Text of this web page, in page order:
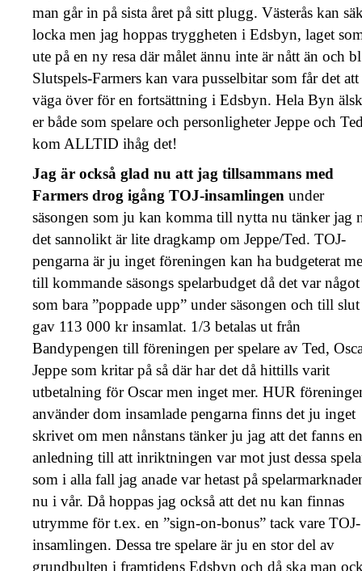
man går in på sista året på sitt plugg. Västerås kan
locka men jag hoppas tryggheten i Edsbyn, laget
ute på en ny resa där målet ännu inte är nått än och
Slutspels-Farmers kan vara pusselbitar som får det att
väga över för en fortsättning i Edsbyn. Hela Byn
er både som spelare och personligheter Jeppe och
kom ALLTID ihåg det!
Jag är också glad nu att jag tillsammans med
Farmers drog igång TOJ-insamlingen under
säsongen som ju kan komma till nytta nu tänker jag
det sannolikt är lite dragkamp om Jeppe/Ted. TOJ-
pengarna är ju inget föreningen kan ha budgeterat
till kommande säsongs spelarbudget då det var något
som bara ”poppade upp” under säsongen och till slut
gav 113 000 kr insamlat. 1/3 betalas ut från
Bandypengen till föreningen per spelare av Ted,
Jeppe som kritar på så där har det då hittills varit
utbetalning för Oscar men inget mer. HUR
använder dom insamlade pengarna finns det ju inget
skrivet om men nånstans tänker ju jag att det fanns en
anledning till att inriktningen var mot just dessa
som i alla fall jag anade var hetast på
nu i vår. Då hoppas jag också att det nu kan finnas
utrymme för t.ex. en ”sign-on-bonus” tack vare TOJ-
insamlingen. Dessa tre spelare är ju en stor del av
grundbulten i framtidens Edsbyn och då ska man